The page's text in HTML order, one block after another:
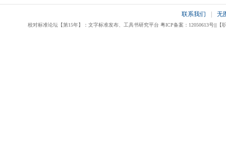
联系我们 无
校对标准论坛【第15年】：文字标准发布、工具书研究平台 粤ICP备案：12050613号|||【